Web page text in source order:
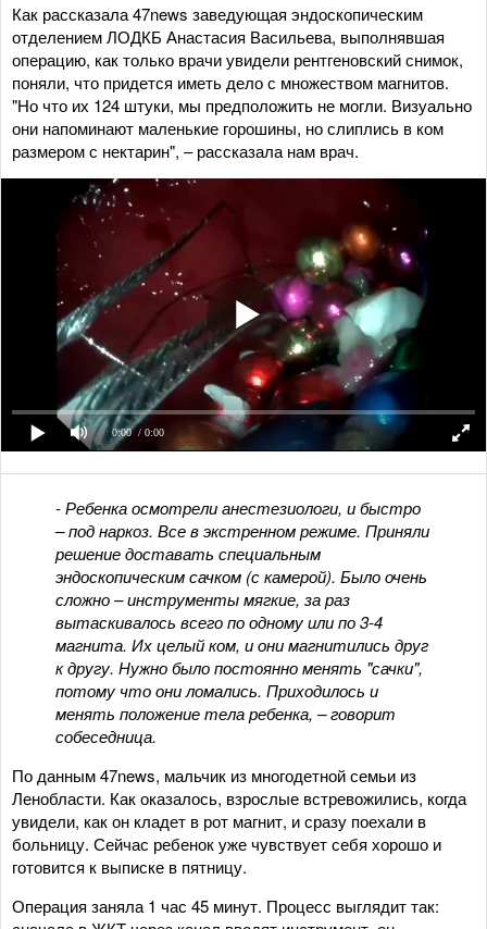
Как рассказала 47news заведующая эндоскопическим
отделением ЛОДКБ Анастасия Васильева, выполнявшая
операцию, как только врачи увидели рентгеновский снимок,
поняли, что придется иметь дело с множеством магнитов.
"Но что их 124 штуки, мы предположить не могли. Визуально
они напоминают маленькие горошины, но слиплись в ком
размером с нектарин", – рассказала нам врач.
0:00 / 0:00
- Ребенка осмотрели анестезиологи, и быстро
– под наркоз. Все в экстренном режиме. Приняли
решение доставать специальным
эндоскопическим сачком (с камерой). Было очень
сложно – инструменты мягкие, за раз
вытаскивалось всего по одному или по 3-4
магнита. Их целый ком, и они магнитились друг
к другу. Нужно было постоянно менять "сачки",
потому что они ломались. Приходилось и
менять положение тела ребенка, – говорит
собеседница.
По данным 47news, мальчик из многодетной семьи из
Ленобласти. Как оказалось, взрослые встревожились, когда
увидели, как он кладет в рот магнит, и сразу поехали в
больницу. Сейчас ребенок уже чувствует себя хорошо и
готовится к выписке в пятницу.
Операция заняла 1 час 45 минут. Процесс выглядит так: